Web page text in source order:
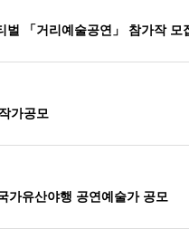
벌 「거리예술공연」 참가작 모
가공모
가유산야행 공연예술가 공모